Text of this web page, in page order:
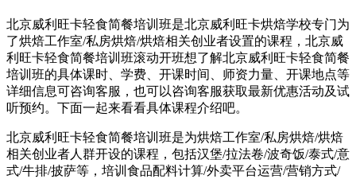
北京威利旺卡轻食简餐培训班是北京威利旺卡烘焙学校专门为
了烘焙工作室/私房烘焙/烘焙相关创业者设置的课程，北京威
利旺卡轻食简餐培训班滚动开班想了解北京威利旺卡轻食简餐
培训班的具体课时、学费、开课时间、师资力量、开课地点等
详细信息可咨询客服，也可以咨询客服获取最新优惠活动及试
听预约。下面一起来看看具体课程介绍吧。
北京威利旺卡轻食简餐培训班是为烘焙工作室/私房烘焙/烘焙
相关创业者人群开设的课程，包括汉堡/拉法卷/波奇饭/泰式/意
式/牛排/披萨等，培训食品配料计算/外卖平台运营/营销方式/